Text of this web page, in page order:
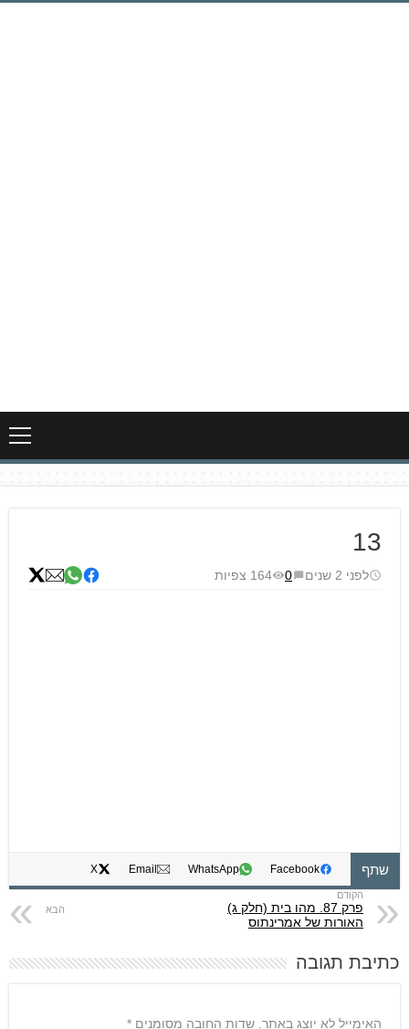
לדלג
13
לפני 2 שנים 0 164 צפיות
שתף Facebook
WhatsApp
Email
X
פרק 87. מהו בית (חלק ג)
האורות של אמרינתוס
כתיבת תגובה
האימייל לא יוצג באתר. שדות החובה מסומנים *